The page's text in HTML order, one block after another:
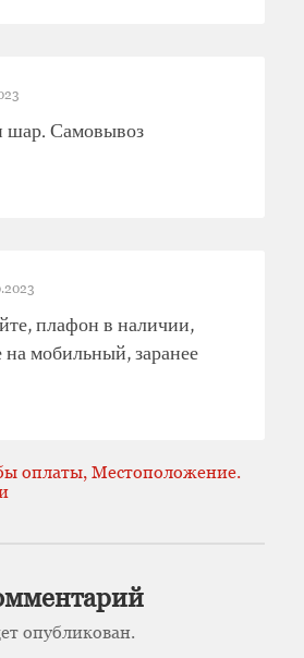
шар. Самовывоз
плафон в наличии,
на мобильный, заранее
оплаты, Местоположение.
опубликован.